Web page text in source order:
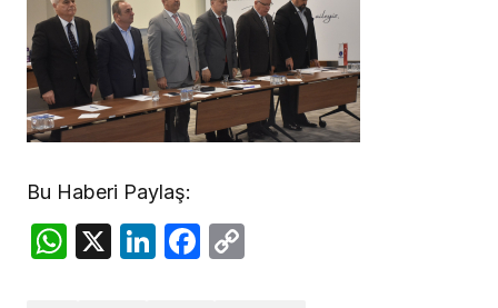
Bu Haberi Paylaş:
WhatsApp
X LinkedIn
Facebook